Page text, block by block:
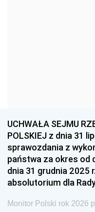
1954
1951
1948
1939
UCHWAŁA SEJMU
POLSKIEJ z dnia 31
sprawozdania z
państwa za okres od
dnia 31 grudnia 2025
absolutorium dla
Monitor Polski rok 2026